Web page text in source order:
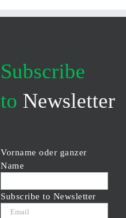
Subscribe
to Newsletter
Vorname oder ganzer
Name
Subscribe to Newsletter